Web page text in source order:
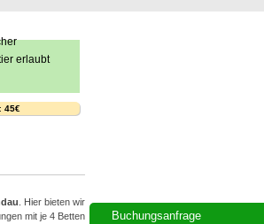
Buchungsanfrage
45€
. Hier bieten wir
mit je 4 Betten